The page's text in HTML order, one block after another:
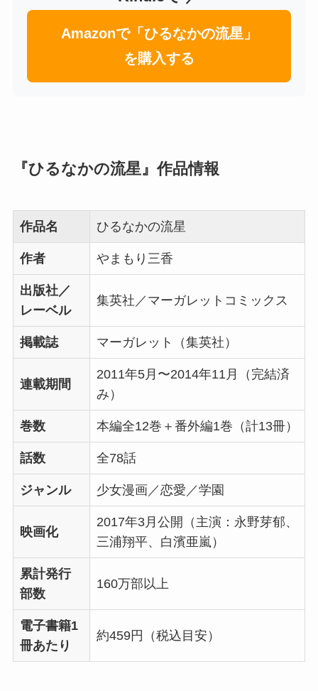
Amazonで「ひるなかの流星」
を購入する
『ひるなかの流星』作品情報
作品名 ひるなかの流星
作者 やまもり三香
出版社／
レーベル
集英社／マーガレットコミックス
掲載誌 マーガレット（集英社）
連載期間
2011年5月〜2014年11月（完結済
み）
巻数 本編全12巻＋番外編1巻（計13冊）
話数 全78話
ジャンル 少女漫画／恋愛／学園
映画化
2017年3月公開（主演：永野芽郁、
三浦翔平、白濱亜嵐）
累計発行
部数
160万部以上
電子書籍1
冊あたり
約459円（税込目安）